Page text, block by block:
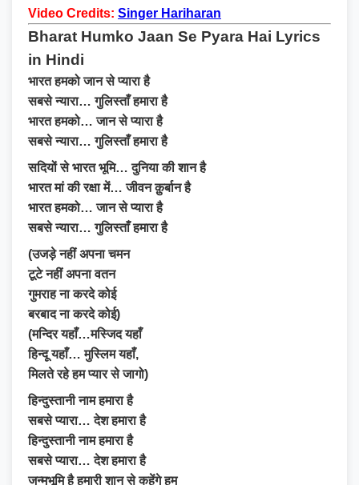
Video Credits: Singer Hariharan
Bharat Humko Jaan Se Pyara Hai Lyrics
in Hindi
भारत हमको जान से प्यारा है
सबसे न्यारा… गुलिस्ताँ हमारा है
भारत हमको… जान से प्यारा है
सबसे न्यारा… गुलिस्ताँ हमारा है
सदियों से भारत भूमि… दुनिया की शान है
भारत मां की रक्षा में… जीवन क़ुर्बान है
भारत हमको… जान से प्यारा है
सबसे न्यारा… गुलिस्ताँ हमारा है
(उजड़े नहीं अपना चमन
टूटे नहीं अपना वतन
गुमराह ना करदे कोई
बरबाद ना करदे कोई)
(मन्दिर यहाँ…मस्जिद यहाँ
हिन्दू यहाँ… मुस्लिम यहाँ,
मिलते रहे हम प्यार से जागो)
हिन्दुस्तानी नाम हमारा है
सबसे प्यारा… देश हमारा है
हिन्दुस्तानी नाम हमारा है
सबसे प्यारा… देश हमारा है
जन्मभूमि है हमारी शान से कहेंगे हम